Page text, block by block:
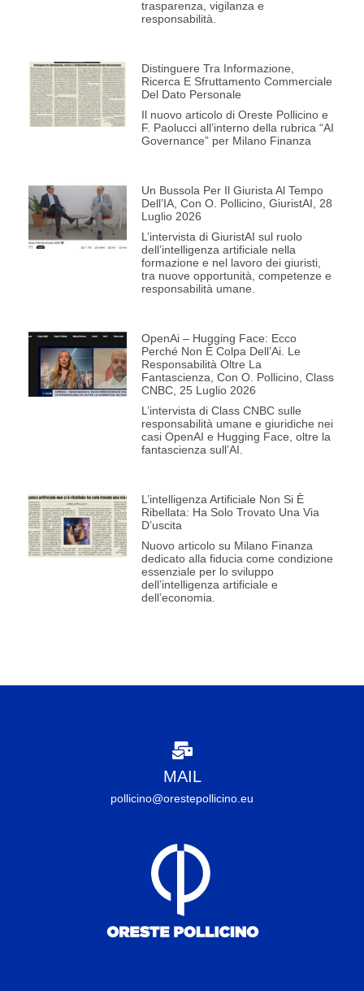
trasparenza, vigilanza e
responsabilità.
Distinguere Tra Informazione,
Ricerca E Sfruttamento Commerciale
Del Dato Personale
Il nuovo articolo di Oreste Pollicino e
F. Paolucci all’interno della rubrica “AI
Governance” per Milano Finanza
Un Bussola Per Il Giurista Al Tempo
Dell’IA, Con O. Pollicino, GiuristAI, 28
Luglio 2026
L’intervista di GiuristAI sul ruolo
dell’intelligenza artificiale nella
formazione e nel lavoro dei giuristi,
tra nuove opportunità, competenze e
responsabilità umane.
OpenAi – Hugging Face: Ecco
Perché Non È Colpa Dell’Ai. Le
Responsabilità Oltre La
Fantascienza, Con O. Pollicino, Class
CNBC, 25 Luglio 2026
L’intervista di Class CNBC sulle
responsabilità umane e giuridiche nei
casi OpenAI e Hugging Face, oltre la
fantascienza sull’AI.
L’intelligenza Artificiale Non Si È
Ribellata: Ha Solo Trovato Una Via
D’uscita
Nuovo articolo su Milano Finanza
dedicato alla fiducia come condizione
essenziale per lo sviluppo
dell’intelligenza artificiale e
dell’economia.
MAIL
pollicino@orestepollicino.eu